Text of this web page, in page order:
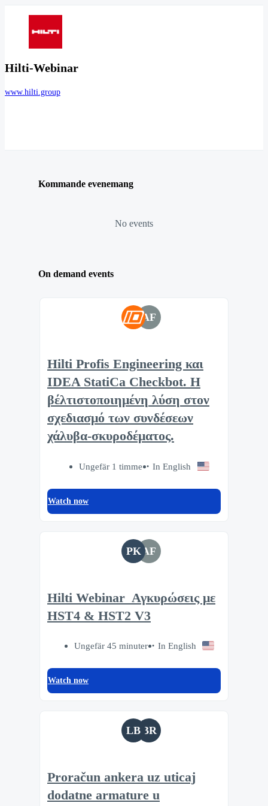
Hilti-Webinar
www.hilti.group
Kommande evenemang
No events
On demand events
AF
Hilti Profis Engineering και
IDEA StatiCa Checkbot. Η
βέλτιστοποιημένη λύση στον
σχεδιασμό των συνδέσεων
χάλυβα-σκυροδέματος.
Ungefär 1 timme In English
Watch now
PK AF
Hilti Webinar_Αγκυρώσεις με
HST4 & HST2 V3
Ungefär 45 minuter In English
Watch now
LB BR
Proračun ankera uz uticaj
dodatne armature u